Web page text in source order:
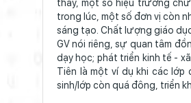
thấy, một số hiệu trưởng
trong lúc, một số đơn vị còn
sáng tạo. Chất lượng giáo
GV nói riêng, sự quan tâm
dạy học; phát triển kinh tế -
Tiên là một ví dụ khi các lớp
sinh/lớp còn quá đông, triển